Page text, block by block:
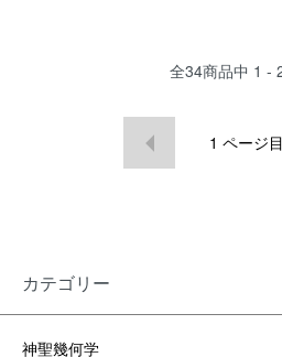
全34商品中 1 -
1 ページ目
カテゴリー
神聖幾何学